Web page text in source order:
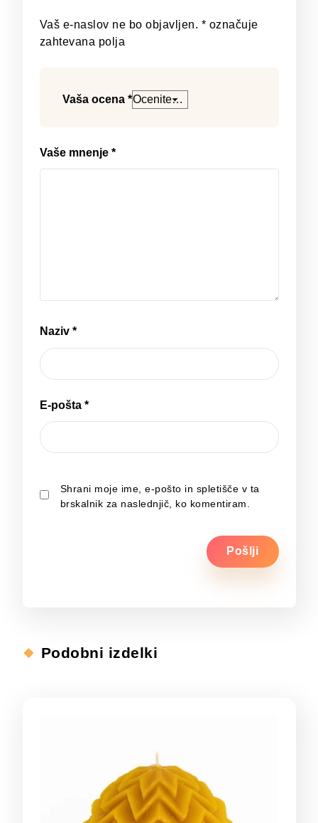
Vaš e-naslov ne bo objavljen. * označuje
zahtevana polja
Vaša ocena *
Vaše mnenje *
Naziv *
E-pošta *
Shrani moje ime, e-pošto in spletišče v ta
brskalnik za naslednjič, ko komentiram.
Podobni izdelki